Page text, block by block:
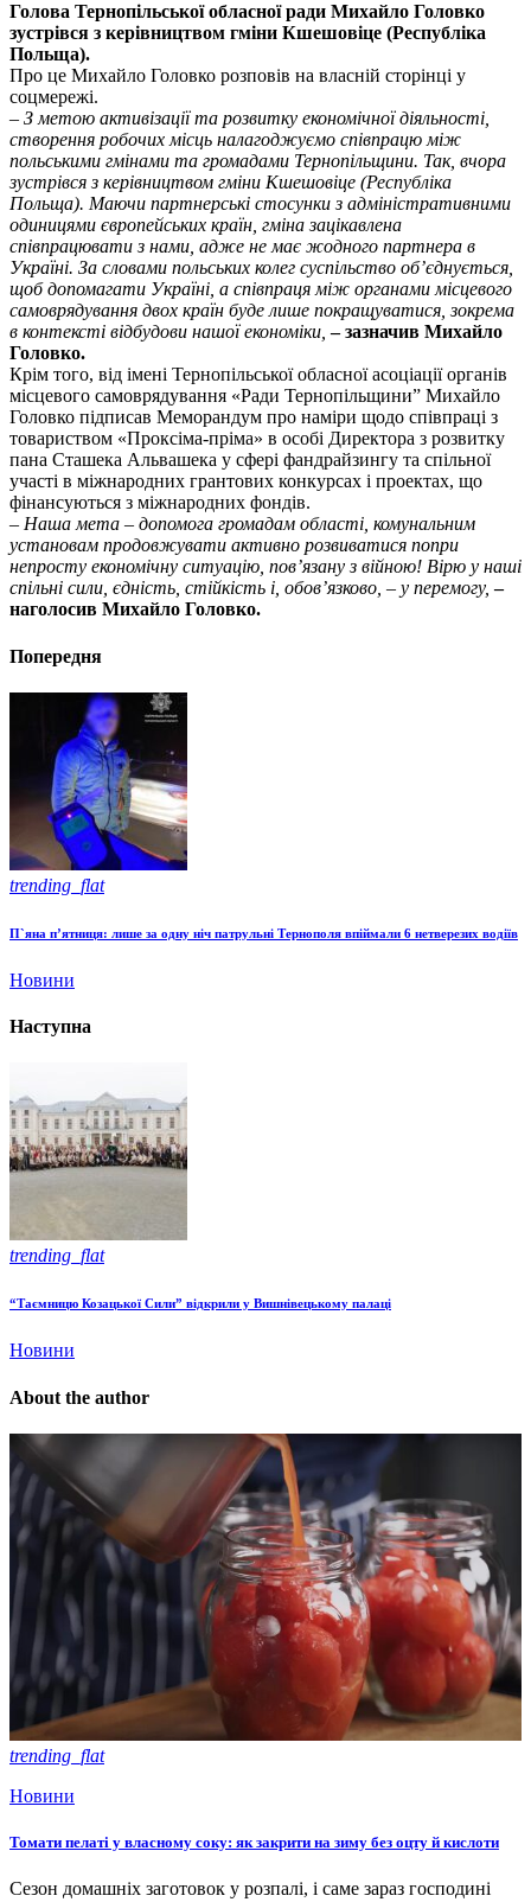
Голова Тернопільської обласної ради Михайло Головко
зустрівся з керівництвом гміни Кшешовіце (Республіка
Польща).
Про це Михайло Головко розповів на власній сторінці у
соцмережі.
– З метою активізації та розвитку економічної діяльності,
створення робочих місць налагоджуємо співпрацю між
польськими гмінами та громадами Тернопільщини. Так, вчора
зустрівся з керівництвом гміни Кшешовіце (Республіка
Польща). Маючи партнерські стосунки з адміністративними
одиницями європейських країн, гміна зацікавлена
співпрацювати з нами, адже не має жодного партнера в
Україні. За словами польських колег суспільство об’єднується,
щоб допомагати Україні, а співпраця між органами місцевого
самоврядування двох країн буде лише покращуватися, зокрема
в контексті відбудови нашої економіки, – зазначив Михайло
Головко.
Крім того, від імені Тернопільської обласної асоціації органів
місцевого самоврядування «Ради Тернопільщини” Михайло
Головко підписав Меморандум про наміри щодо співпраці з
товариством «Проксіма-пріма» в особі Директора з розвитку
пана Сташека Альвашека у сфері фандрайзингу та спільної
участі в міжнародних грантових конкурсах і проектах, що
фінансуються з міжнародних фондів.
– Наша мета – допомога громадам області, комунальним
установам продовжувати активно розвиватися попри
непросту економічну ситуацію, пов’язану з війною! Вірю у наші
спільні сили, єдність, стійкість і, обов’язково, – у перемогу, –
наголосив Михайло Головко.
Попередня
trending_flat
П`яна п’ятниця: лише за одну ніч патрульні Тернополя впіймали 6 нетверезих водіїв
Новини
Наступна
trending_flat
“Таємницю Козацької Сили” відкрили у Вишнівецькому палаці
Новини
About the author
trending_flat
Новини
Томати пелаті у власному соку: як закрити на зиму без оцту й кислоти
Сезон домашніх заготовок у розпалі, і саме зараз господині